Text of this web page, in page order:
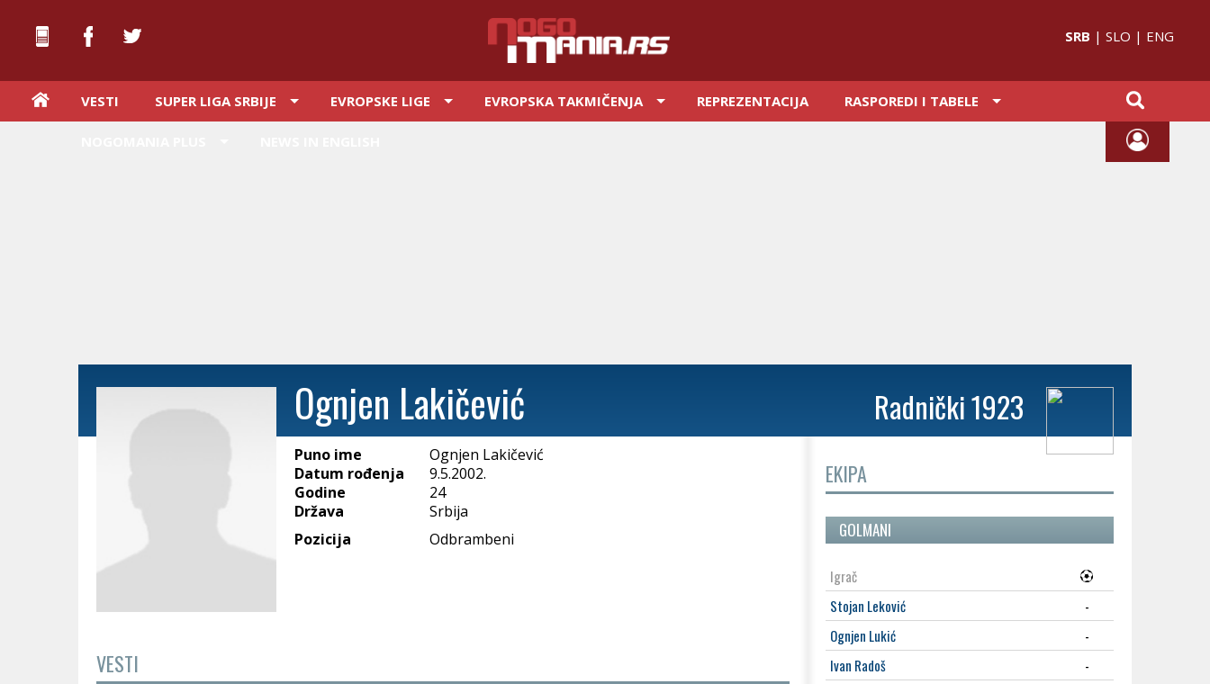
SRB | SLO | ENG
VESTI SUPER LIGA SRBIJE EVROPSKE LIGE EVROPSKA TAKMIČENJA REPREZENTACIJA RASPOREDI I TABELE
EKIPA
GOLMANI
Igrač
Stojan Leković
-
Ognjen Lukić
-
Ivan Radoš
-
Ognjen Lakičević Radnički 1923
Puno ime
Ognjen Lakičević
Datum rođenja
9.5.2002.
Godine
24
Država
Srbija
Pozicija
Odbrambeni
VESTI